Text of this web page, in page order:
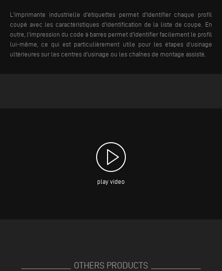
L'imprimante industrielle d'étiquettes permet d'identifier chaque profil
coupé avec les caractéristiques d'identification de la liste de coupe. En
outre, l'impression du code à barres permet d'identifier facilement le profil
lui-même, ce qui est particulièrement utile pour les étapes d’usinage
ultérieures sur les centres d'usinage ou les chaînes de montage assisté.
play video
OTHERS PRODUCTS